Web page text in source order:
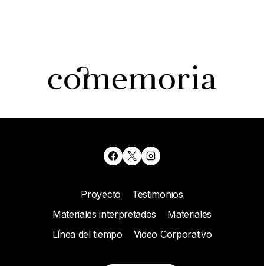
Proyecto
Testimonios
Materiales interpretados
Materiales
Línea del tiempo
Video Corporativo